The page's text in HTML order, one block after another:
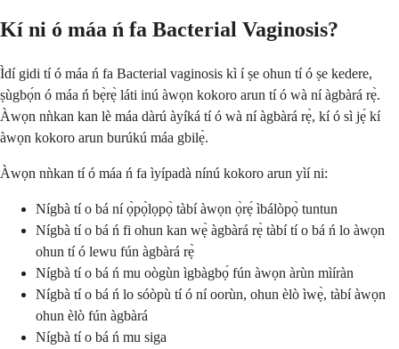
Kí ni ó máa ń fa Bacterial Vaginosis?
Ìdí gidi tí ó máa ń fa Bacterial vaginosis kì í ṣe ohun tí ó ṣe kedere,
ṣùgbọ́n ó máa ń bẹ̀rẹ̀ láti inú àwọn kokoro arun tí ó wà ní àgbàrá rẹ̀.
Àwọn nǹkan kan lè máa dàrú àyíká tí ó wà ní àgbàrá rẹ̀, kí ó sì jẹ́ kí
àwọn kokoro arun burúkú máa gbilẹ̀.
Àwọn nǹkan tí ó máa ń fa ìyípadà nínú kokoro arun yìí ni:
Nígbà tí o bá ní ọ̀pọ̀lọpọ̀ tàbí àwọn ọ̀rẹ́ ìbálòpọ̀ tuntun
Nígbà tí o bá ń fi ohun kan wẹ̀ àgbàrá rẹ̀ tàbí tí o bá ń lo àwọn
ohun tí ó lewu fún àgbàrá rẹ̀
Nígbà tí o bá ń mu oògùn ìgbàgbọ́ fún àwọn àrùn mìíràn
Nígbà tí o bá ń lo sóòpù tí ó ní oorùn, ohun èlò ìwẹ̀, tàbí àwọn
ohun èlò fún àgbàrá
Nígbà tí o bá ń mu siga